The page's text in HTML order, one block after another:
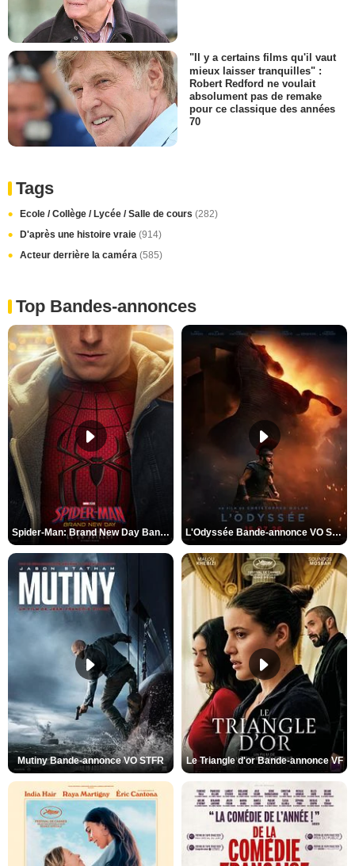
"Il y a certains films qu'il vaut
mieux laisser tranquilles" :
Robert Redford ne voulait
absolument pas de remake
pour ce classique des années
70
Tags
Ecole / Collège / Lycée / Salle de cours (282)
D'après une histoire vraie (914)
Acteur derrière la caméra (585)
Top Bandes-annonces
Spider-Man: Brand New Day Bande-annonce VO STFR L'Odyssée Bande-annonce VO STFR
Mutiny Bande-annonce VO STFR Le Triangle d'or Bande-annonce VF